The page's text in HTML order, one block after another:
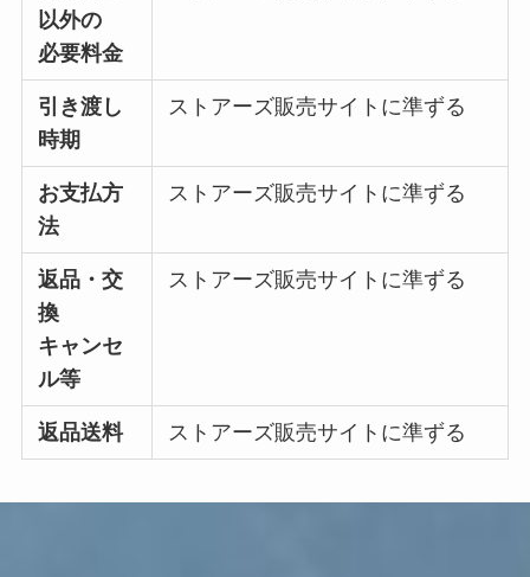
以外の
必要料金
引き渡し
時期
ストアーズ販売サイトに準ずる
お支払方
法
ストアーズ販売サイトに準ずる
返品・交
換
キャンセ
ル等
ストアーズ販売サイトに準ずる
返品送料 ストアーズ販売サイトに準ずる